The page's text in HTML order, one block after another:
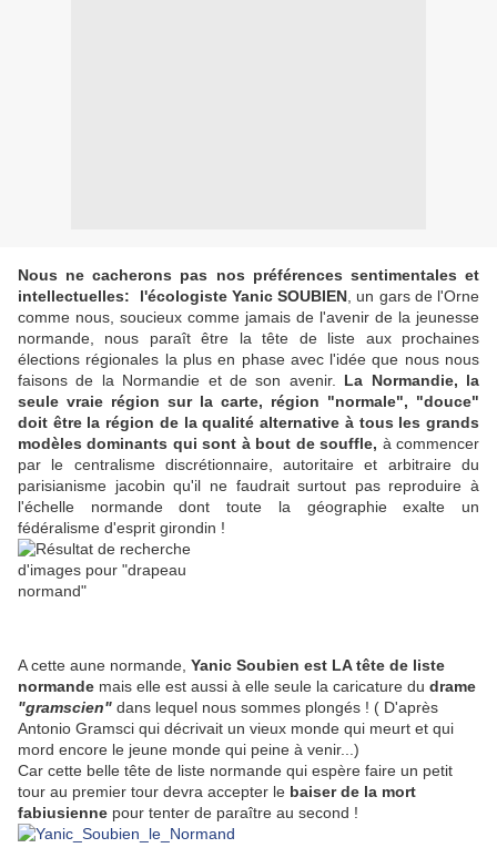
Nous ne cacherons pas nos préférences sentimentales et
intellectuelles:
l'écologiste Yanic SOUBIEN , un gars de l'Orne
comme nous, soucieux comme jamais de l'avenir de la jeunesse
normande, nous paraît être la tête de liste aux prochaines
élections régionales la plus en phase avec l'idée que nous nous
faisons de la Normandie et de son avenir. La Normandie, la
seule vraie région sur la carte, région "normale", "douce"
doit être la région de la qualité alternative à tous les grands
modèles dominants qui sont à bout de souffle, à commencer
par le centralisme discrétionnaire, autoritaire et arbitraire du
parisianisme jacobin qu'il ne faudrait surtout pas reproduire à
l'échelle normande dont toute la géographie exalte un
fédéralisme d'esprit girondin !
A cette aune normande, Yanic Soubien est LA tête de liste
normande mais elle est aussi à elle seule la caricature du drame
"gramscien" dans lequel nous sommes plongés ! ( D'après
Antonio Gramsci qui décrivait un vieux monde qui meurt et qui
mord encore le jeune monde qui peine à venir...)
Car cette belle tête de liste normande qui espère faire un petit
tour au premier tour devra accepter le baiser de la mort
fabiusienne pour tenter de paraître au second !